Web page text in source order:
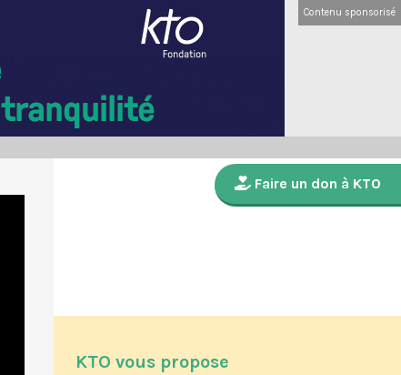
Contenu sponsorisé
Faire un don à KTO
KTO vous propose